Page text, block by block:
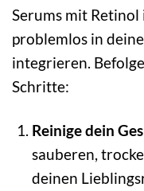
Serums mit
problemlos in
integrieren.
Schritte:
Reinige dein
sauberen,
deinen